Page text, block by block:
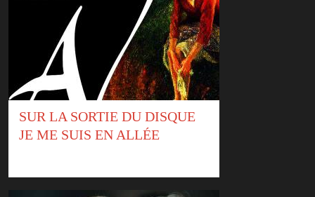
SUR LA SORTIE DU DISQUE
JE ME SUIS EN ALLÉE